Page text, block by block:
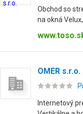
Obchod so
na okná
OMER s.r.o.
Internetový